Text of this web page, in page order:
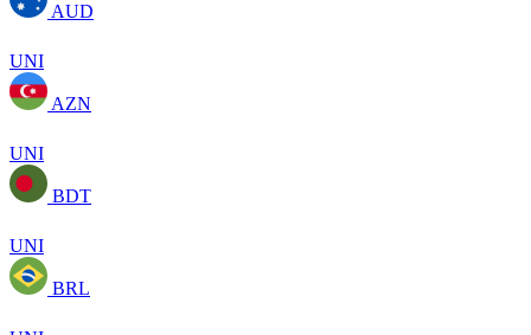
AUD
UNI
AZN
UNI
BDT
UNI
BRL